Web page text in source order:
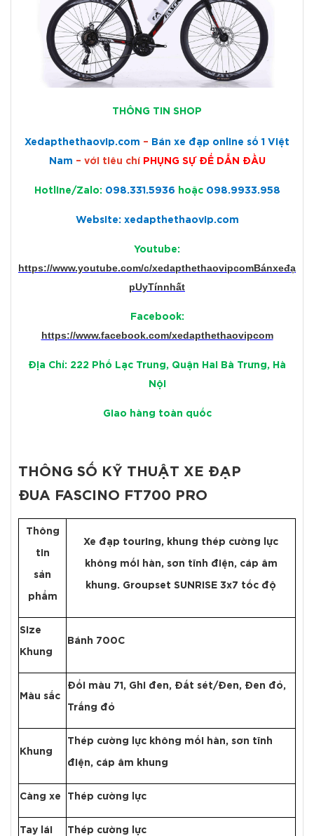
THÔNG TIN SHOP
Xedapthethaovip.com – Bán xe đạp online số 1 Việt
Nam – với tiêu chí PHỤNG SỰ ĐỂ DẪN ĐẦU
Hotline/Zalo: 098.331.5936 hoặc 098.9933.958
Website: xedapthethaovip.com
Youtube:
https://www.youtube.com/c/xedapthethaovipcomBánxeđạ
pUyTínnhất
Facebook:
https://www.facebook.com/xedapthethaovipcom
Địa Chỉ: 222 Phố Lạc Trung, Quận Hai Bà Trưng, Hà
Nội
Giao hàng toàn quốc
THÔNG SỐ KỸ THUẬT XE ĐẠP
ĐUA FASCINO FT700 PRO
Thông
tin
sản
phẩm
Xe đạp touring, khung thép cường lực
không mối hàn, sơn tĩnh điện, cáp âm
khung. Groupset SUNRISE 3x7 tốc độ
Size
Khung
Bánh 700C
Màu sắc
Đổi màu 71, Ghi đen, Đất sét/Đen, Đen đỏ,
Trắng đỏ
Khung
Thép cường lực không mối hàn, sơn tĩnh
điện, cáp âm khung
Càng xe Thép cường lực
Tay lái Thép cường lực